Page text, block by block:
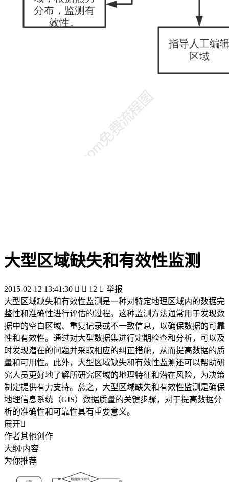
大型区域缺失和有效性监测
2015-02-12 13:41:30   12  举报
大型区域缺失和有效性监测是一种对特定地理区域内的数据完
整性和准确性进行评估的过程。这种监测方法通常用于发现数
据中的空白区域、重复记录或不一致信息，以确保数据的可靠
性和有效性。通过对大型数据集进行定期检查和分析，可以及
时发现潜在的问题并采取相应的纠正措施，从而提高数据的质
量和可用性。此外，大型区域缺失和有效性监测还可以帮助研
究人员更好地了解所研究区域的地理特征和潜在风险，为决策
制定提供有力支持。总之，大型区域缺失和有效性监测是确保
地理信息系统（GIS）数据质量的关键步骤，对于提高数据分
析的准确性和可靠性具有重要意义。
展开
作者其他创作
大纲/内容
为你推荐